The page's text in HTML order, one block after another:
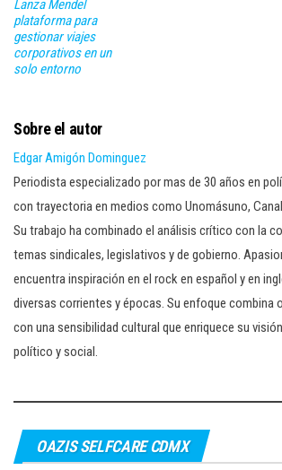
Lanza Mendel
plataforma para
gestionar viajes
corporativos en un
solo entorno
Sobre el autor
Edgar Amigón Dominguez
Periodista especializado por mas de 30 años en
con trayectoria en medios como Unomásuno, Canal
Su trabajo ha combinado el análisis crítico con la
temas sindicales, legislativos y de gobierno.
encuentra inspiración en el rock en español y en
diversas corrientes y épocas. Su enfoque combina
con una sensibilidad cultural que enriquece su
político y social.
OAZIS SELFCARE CDMX